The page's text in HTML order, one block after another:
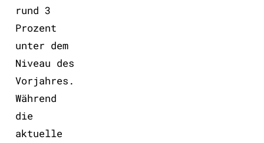
rund 3
Prozent
unter dem
Niveau des
Vorjahres.
Während
die
aktuelle